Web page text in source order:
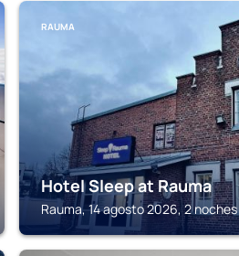
RAUMA
Hotel Sleep at Rauma
Rauma, 14 agosto 2026, 2 noches